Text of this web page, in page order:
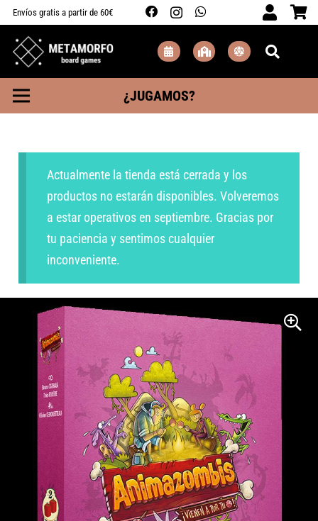
Envíos gratis a partir de 60€
¿JUGAMOS?
Actualmente la tienda está cerrada y los
productos no estarán disponibles. Volveremos
a estar operativos en septiembre. Gracias por
tu paciencia y sentimos cualquier
inconveniente.